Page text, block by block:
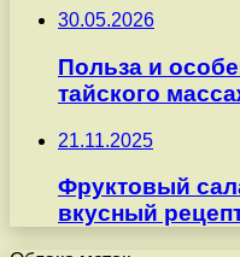
30.05.2026
Польза и
тайского
21.11.2025
Фруктовый
вкусный